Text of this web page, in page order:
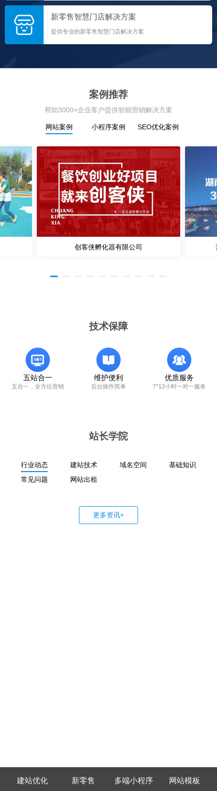
新零售智慧门店解决方案
提供专业的新零售智慧门店解决方案
案例推荐
帮助3000+企业客户提供智能营销解决方案
网站案例 小程序案例 SEO优化案例
创客侠孵化器有限公司
技术保障
五站合一
五合一，全方位营销
维护便利
后台操作简单
优质服务
7*12小时一对一服务
站长学院
行业动态 建站技术 域名空间
基础知识
常见问题
网站出租
更多资讯+
建站优化 新零售 多端小程序 网站模板